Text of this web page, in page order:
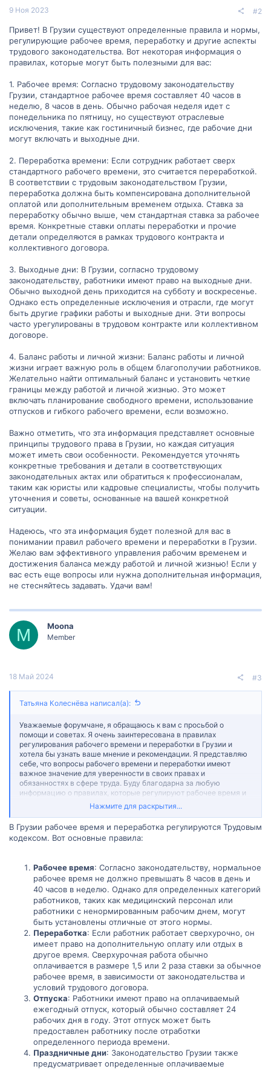
9 Ноя 2023 #2
Привет! В Грузии существуют определенные правила и нормы,
регулирующие рабочее время, переработку и другие аспекты
трудового законодательства. Вот некоторая информация о
правилах, которые могут быть полезными для вас:
1. Рабочее время: Согласно трудовому законодательству
Грузии, стандартное рабочее время составляет 40 часов в
неделю, 8 часов в день. Обычно рабочая неделя идет с
понедельника по пятницу, но существуют отраслевые
исключения, такие как гостиничный бизнес, где рабочие дни
могут включать и выходные дни.
2. Переработка времени: Если сотрудник работает сверх
стандартного рабочего времени, это считается переработкой.
В соответствии с трудовым законодательством Грузии,
переработка должна быть компенсирована дополнительной
оплатой или дополнительным временем отдыха. Ставка за
переработку обычно выше, чем стандартная ставка за рабочее
время. Конкретные ставки оплаты переработки и прочие
детали определяются в рамках трудового контракта и
коллективного договора.
3. Выходные дни: В Грузии, согласно трудовому
законодательству, работники имеют право на выходные дни.
Обычно выходной день приходится на субботу и воскресенье.
Однако есть определенные исключения и отрасли, где могут
быть другие графики работы и выходные дни. Эти вопросы
часто урегулированы в трудовом контракте или коллективном
договоре.
4. Баланс работы и личной жизни: Баланс работы и личной
жизни играет важную роль в общем благополучии работников.
Желательно найти оптимальный баланс и установить четкие
границы между работой и личной жизнью. Это может
включать планирование свободного времени, использование
отпусков и гибкого рабочего времени, если возможно.
Важно отметить, что эта информация представляет основные
принципы трудового права в Грузии, но каждая ситуация
может иметь свои особенности. Рекомендуется уточнять
конкретные требования и детали в соответствующих
законодательных актах или обратиться к профессионалам,
таким как юристы или кадровые специалисты, чтобы получить
уточнения и советы, основанные на вашей конкретной
ситуации.
Надеюсь, что эта информация будет полезной для вас в
понимании правил рабочего времени и переработки в Грузии.
Желаю вам эффективного управления рабочим временем и
достижения баланса между работой и личной жизнью! Если у
вас есть еще вопросы или нужна дополнительная информация,
не стесняйтесь задавать. Удачи вам!
M Moona
Member
18 Май 2024 #3
Татьяна Колеснёва написал(а):
Уважаемые форумчане, я обращаюсь к вам с просьбой о
помощи и советах. Я очень заинтересована в правилах
регулирования рабочего времени и переработки в Грузии и
хотела бы узнать ваше мнение и рекомендации. Я представляю
себе, что вопросы рабочего времени и переработки имеют
важное значение для уверенности в своих правах и
обязанностях в сфере труда. Буду благодарна за любую
информацию о правилах, которые регулируют рабочее время и
переработку в Грузии, включая нормы рабочего времени,
конкретные ограничения по рабочему времени, оплату ставки за
работы или знания в области правил рабочего времени и
переработки в Грузии, я была бы очень благодарна за рассказ о
благодарю вас за вашу помощь и ценные рекомендации!
Нажмите для раскрытия...
В Грузии рабочее время и переработка регулируются Трудовым
кодексом. Вот основные правила:
Рабочее время: Согласно законодательству, нормальное
рабочее время не должно превышать 8 часов в день и
40 часов в неделю. Однако для определенных категорий
работников, таких как медицинский персонал или
работники с ненормированным рабочим днем, могут
быть установлены отличные от этого нормы.
Переработка: Если работник работает сверхурочно, он
имеет право на дополнительную оплату или отдых в
другое время. Сверхурочная работа обычно
оплачивается в размере 1,5 или 2 раза ставки за обычное
рабочее время, в зависимости от законодательства и
условий трудового договора.
Отпуска: Работники имеют право на оплачиваемый
ежегодный отпуск, который обычно составляет 24
рабочих дня в году. Этот отпуск может быть
предоставлен работнику после отработки
определенного периода времени.
Праздничные дни: Законодательство Грузии также
предусматривает определенные оплачиваемые